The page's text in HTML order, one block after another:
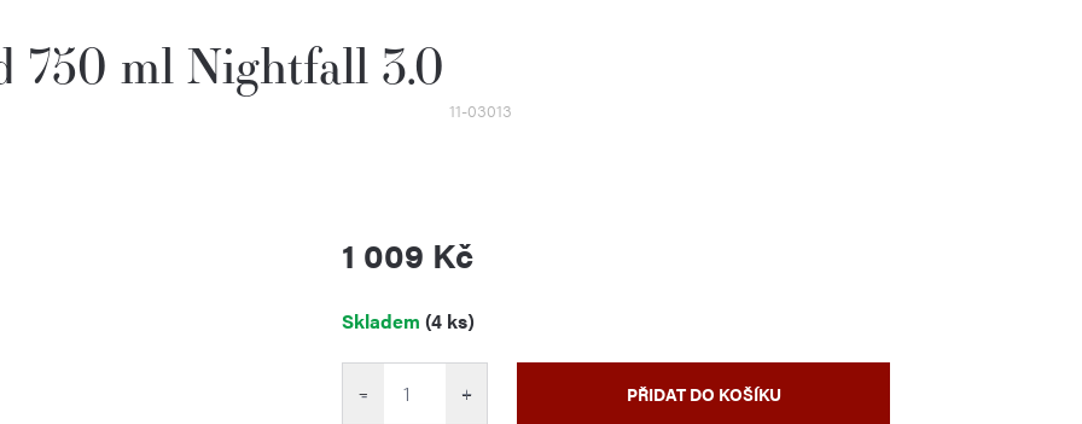
750 ml Nightfall 3.0
11-03013
1 009 Kč
cena:
Skladem (4 ks)
+
− PŘIDAT DO KOŠÍKU